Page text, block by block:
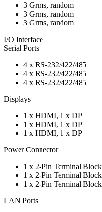
3 Grms, random
3 Grms, random
3 Grms, random
I/O Interface
Serial Ports
4 x RS-232/422/485
4 x RS-232/422/485
4 x RS-232/422/485
Displays
1 x HDMI, 1 x DP
1 x HDMI, 1 x DP
1 x HDMI, 1 x DP
Power Connector
1 x 2-Pin Terminal Block
1 x 2-Pin Terminal Block
1 x 2-Pin Terminal Block
LAN Ports